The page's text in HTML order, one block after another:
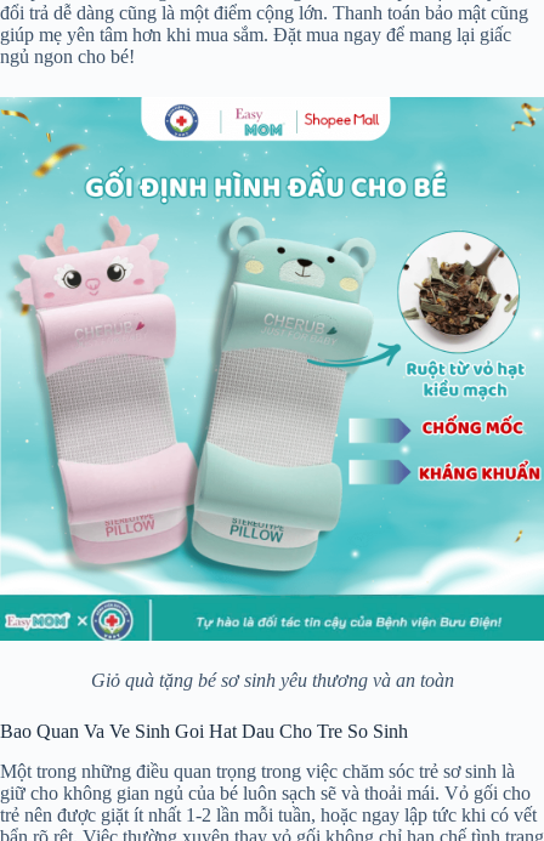
đổi trả dễ dàng cũng là một điểm cộng lớn. Thanh toán bảo mật cũng
giúp mẹ yên tâm hơn khi mua sắm. Đặt mua ngay để mang lại giấc
ngủ ngon cho bé!
Giỏ quà tặng bé sơ sinh yêu thương và an toàn
Bao Quan Va Ve Sinh Goi Hat Dau Cho Tre So Sinh
Một trong những điều quan trọng trong việc chăm sóc trẻ sơ sinh là
giữ cho không gian ngủ của bé luôn sạch sẽ và thoải mái. Vỏ gối cho
trẻ nên được giặt ít nhất 1-2 lần mỗi tuần, hoặc ngay lập tức khi có vết
bẩn rõ rệt. Việc thường xuyên thay vỏ gối không chỉ hạn chế tình trạng